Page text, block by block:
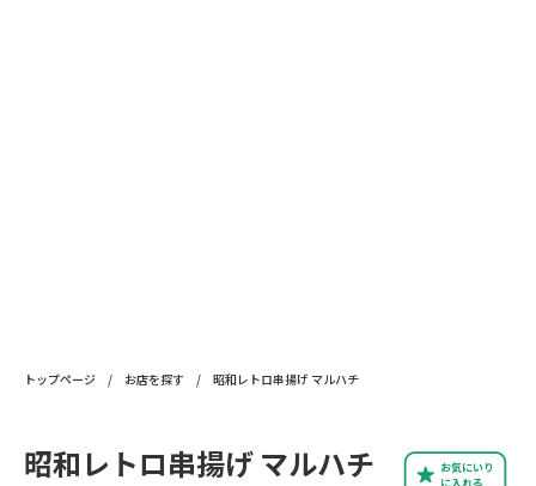
トップページ / お店を探す / 昭和レトロ串揚げ マルハチ
お気にいり
に入れる
昭和レトロ串揚げ マルハチ